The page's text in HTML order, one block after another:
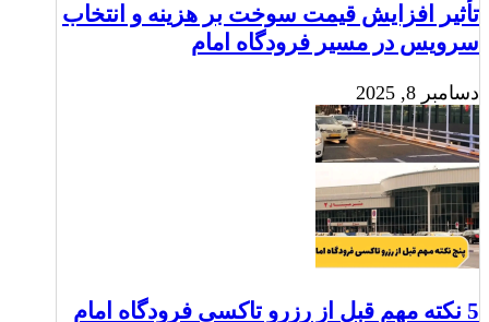
تأثیر افزایش قیمت سوخت بر هزینه و انتخاب
سرویس در مسیر فرودگاه امام
دسامبر 8, 2025
5 نکته مهم قبل از رزرو تاکسی فرودگاه امام‎